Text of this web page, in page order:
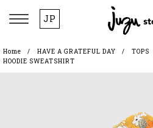
JP
Home HAVE A GRATEFUL DAY TOPS
HOODIE SWEATSHIRT